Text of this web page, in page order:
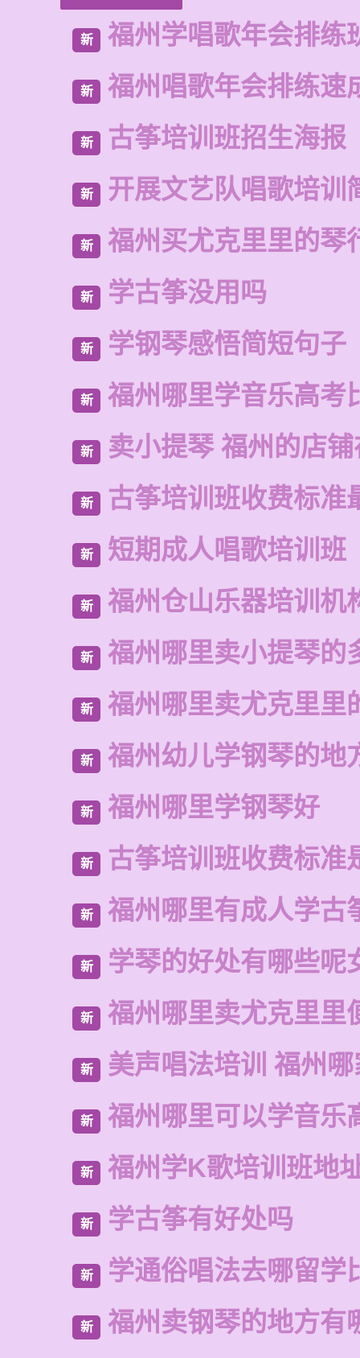
新 福州学唱歌年会排练
新 福州唱歌年会排练速
新 古筝培训班招生海报
新 开展文艺队唱歌培训
新 福州买尤克里里的琴
新 学古筝没用吗
新 学钢琴感悟简短句子
新 福州哪里学音乐高考
新 卖小提琴 福州的店
新 古筝培训班收费标准
新 短期成人唱歌培训班
新 福州仓山乐器培训机
新 福州哪里卖小提琴的
新 福州哪里卖尤克里里
新 福州幼儿学钢琴的地
新 福州哪里学钢琴好
新 古筝培训班收费标准
新 福州哪里有成人学古
新 学琴的好处有哪些呢
新 福州哪里卖尤克里里
新 美声唱法培训 福州
新 福州哪里可以学音乐
新 福州学K歌培训班地
新 学古筝有好处吗
新 学通俗唱法去哪留学
新 福州卖钢琴的地方有